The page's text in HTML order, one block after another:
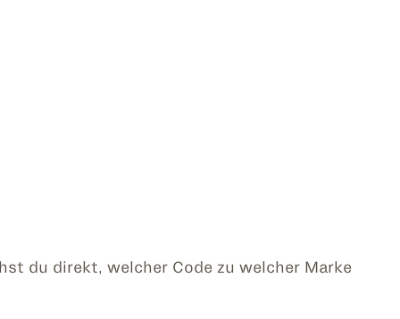
du direkt, welcher Code zu welcher Marke